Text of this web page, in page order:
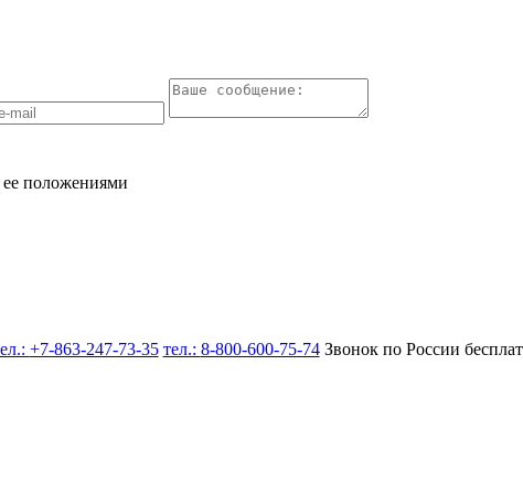
положениями
+7-863-247-73-35 тел.: 8-800-600-75-74Звонок по России